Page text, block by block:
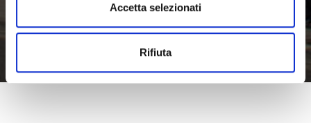
Accetta selezionati
Rifiuta